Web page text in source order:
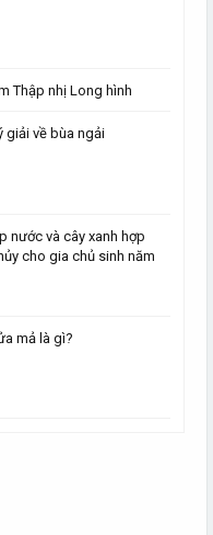
Thập nhị Long hình
giải về bùa ngải
nước và cây xanh hợp
cho gia chủ sinh năm
mả là gì?